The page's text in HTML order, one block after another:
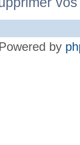
Powered by